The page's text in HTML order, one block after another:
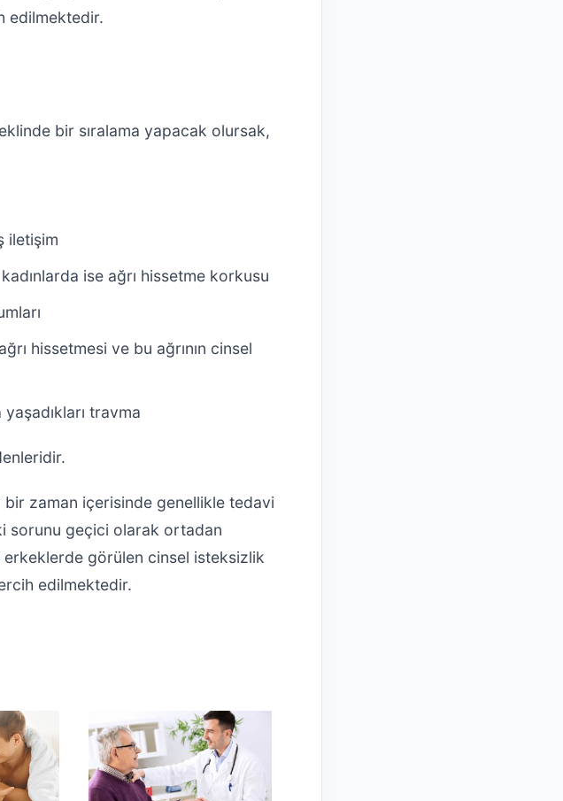
edilmektedir.
bir sıralama yapacak olursak,
iletişim
ise ağrı hissetme korkusu
hissetmesi ve bu ağrının cinsel
travma
zaman içerisinde genellikle tedavi
sorunu geçici olarak ortadan
erkeklerde görülen cinsel isteksizlik
edilmektedir.